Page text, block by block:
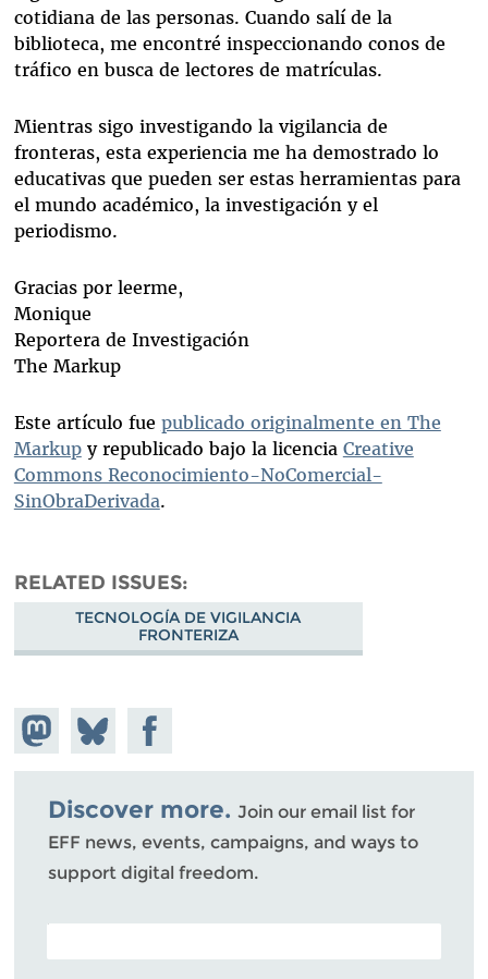
cotidiana de las personas. Cuando salí de la
biblioteca, me encontré inspeccionando conos de
tráfico en busca de lectores de matrículas.
Mientras sigo investigando la vigilancia de
fronteras, esta experiencia me ha demostrado lo
educativas que pueden ser estas herramientas para
el mundo académico, la investigación y el
periodismo.
Gracias por leerme,
Monique
Reportera de Investigación
The Markup
Este artículo fue publicado originalmente en The
Markupy republicado bajo la licencia Creative
Commons Reconocimiento-NoComercial-
SinObraDerivada.
RELATED ISSUES
TECNOLOGÍA DE VIGILANCIA
FRONTERIZA
Share on
Mastodon
Share
on
Bluesky
Share on
Facebook
Discover more. Join our email list for
EFF news, events, campaigns, and ways to
support digital freedom.
POSTAL CODE (OPTIONAL)